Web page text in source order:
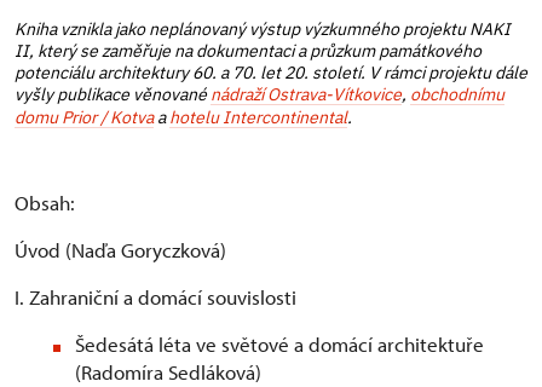
Kniha vznikla jako neplánovaný výstup výzkumného projektu NAKI
II, který se zaměřuje na dokumentaci a průzkum památkového
potenciálu architektury 60. a 70. let 20. století. V rámci projektu dále
vyšly publikace věnované nádraží Ostrava-Vítkovice, obchodnímu
domu Prior / Kotvaahotelu Intercontinental.
Obsah:
Úvod (Naďa Goryczková)
I. Zahraniční a domácí souvislosti
Šedesátá léta ve světové a domácí architektuře
(Radomíra Sedláková)